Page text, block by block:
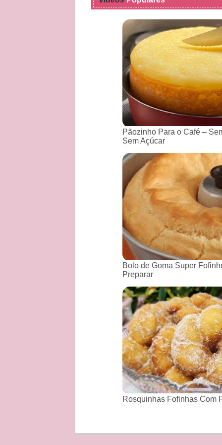
Pãozinho Para o Café –
Sem Açúcar
Bolo de Goma Super
Preparar
Rosquinhas Fofinhas Com